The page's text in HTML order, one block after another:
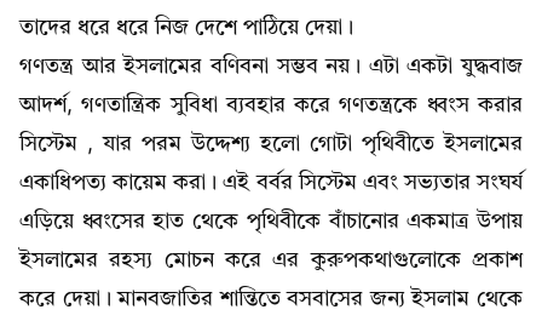
তাদের ধরে ধরে নিজ দেশে পাঠিয়ে দেয়া।
গণতন্ত্র আর ইসলামের বণিবনা সম্ভব নয়। এটা একটা যুদ্ধবাজ
আদর্শ, গণতান্ত্রিক সুবিধা ব্যবহার করে গণতন্ত্রকে ধ্বংস করার
সিস্টেম , যার পরম উদ্দেশ্য হলো গোটা পৃথিবীতে ইসলামের
একাধিপত্য কায়েম করা। এই বর্বর সিস্টেম এবং সভ্যতার সংঘর্য
এড়িয়ে ধ্বংসের হাত থেকে পৃথিবীকে বাঁচানোর একমাত্র উপায়
ইসলামের রহস্য মোচন করে এর কুরুপকথাগুলোকে প্রকাশ
করে দেয়া। মানবজাতির শান্তিতে বসবাসের জন্য ইসলাম থেকে